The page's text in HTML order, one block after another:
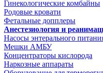
Гинекологические комбайны
Родовые кровати
Фетальные допплеры
Анестезиология и
Насосы энтерального
Мешки АМБУ
Концентраторы кислорода
Наркозные аппараты